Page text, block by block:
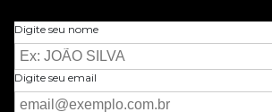
Digite seu nome
Digite seu email